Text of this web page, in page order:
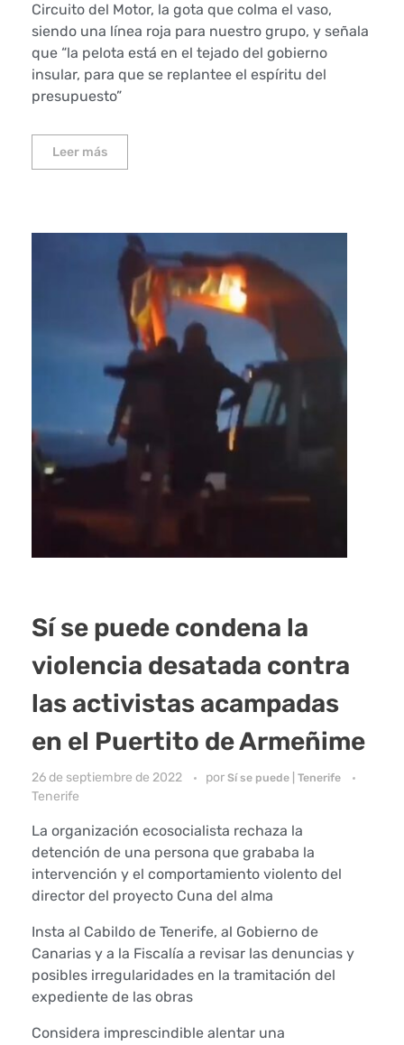
Circuito del Motor, la gota que colma el vaso,
siendo una línea roja para nuestro grupo, y señala
que “la pelota está en el tejado del gobierno
insular, para que se replantee el espíritu del
presupuesto”
Leer más
Sí se puede condena la
violencia desatada contra
las activistas acampadas
en el Puertito de Armeñime
26 de septiembre de 2022 por Sí se puede | Tenerife
Tenerife
La organización ecosocialista rechaza la
detención de una persona que grababa la
intervención y el comportamiento violento del
director del proyecto Cuna del alma
Insta al Cabildo de Tenerife, al Gobierno de
Canarias y a la Fiscalía a revisar las denuncias y
posibles irregularidades en la tramitación del
expediente de las obras
Considera imprescindible alentar una